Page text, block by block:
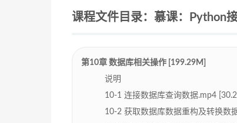
课程文件目录：慕课：Python
第10章 数据库相关操作 [199.29M]
说明
10-1 连接数据库查询数据.mp4
10-2 获取数据库数据重构及转换数